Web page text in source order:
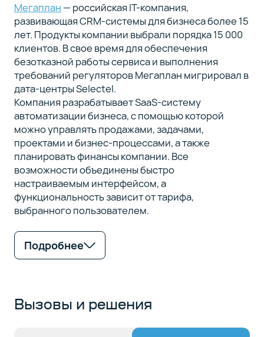
Мегаплан — российская IT-компания,
развивающая CRM-системы для бизнеса более 15
лет. Продукты компании выбрали порядка 15 000
клиентов. В свое время для обеспечения
безотказной работы сервиса и выполнения
требований регуляторов Мегаплан мигрировал в
дата-центры Selectel.
Компания разрабатывает SaaS-систему
автоматизации бизнеса, с помощью которой
можно управлять продажами, задачами,
проектами и бизнес-процессами, а также
планировать финансы компании. Все
возможности объединены быстро
настраиваемым интерфейсом, а
функциональность зависит от тарифа,
выбранного пользователем.
Подробнее
Вызовы и решения